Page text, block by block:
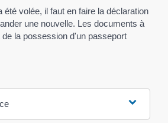
été volée, il faut en faire la déclaration
une nouvelle. Les documents à
la possession d'un passeport